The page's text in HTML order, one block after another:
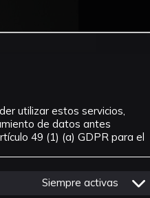
utilizar estos servicios,
de datos antes
49 (1) (a) GDPR para el
Siempre activas